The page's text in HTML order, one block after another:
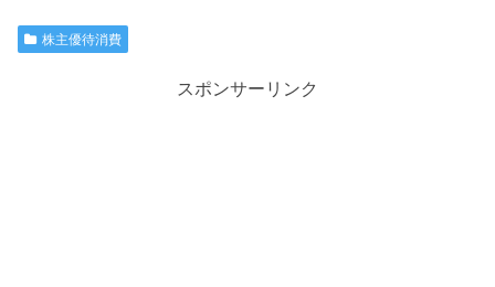
株主優待消費
スポンサーリンク